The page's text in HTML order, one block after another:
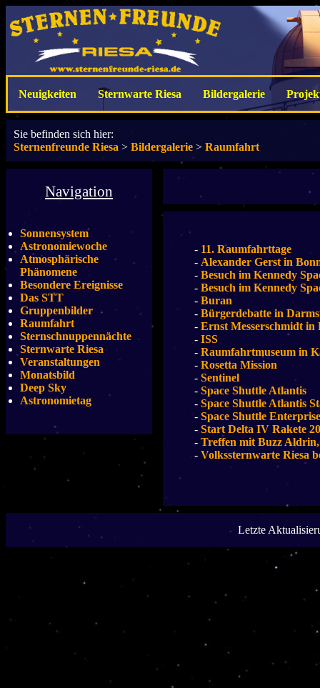
Neuigkeiten Sternwarte Riesa Bildergalerie
Sie befinden sich hier:
Sternenfreunde Riesa > Bildergalerie > Raumfahrt
Navigation
Sonnensystem
Astronomiewoche
Atmosphärische
Phänomene
Besondere Ereignisse
Das STT
Gruppenbilder
Raumfahrt
Sternschnuppennächte
Sternwarte Riesa
Veranstaltungen
Monatsbild
Deep Sky
Astronomietag
- 11. Raumfahrttage
- Alexander Gerst in
- Besuch im Kennedy
- Besuch im Kennedy
- Buran
- Bürgerdebatte in
- Ernst Messerschmidt in
- ISS
- Raumfahrtmuseum in
- Rosetta Mission
- Sentinel
- Space Shuttle Atlantis
- Space Shuttle Atlantis
- Space Shuttle Enterprise
- Start Delta IV Rakete
- Treffen mit Buzz
- Volkssternwarte Riesa
Letzte